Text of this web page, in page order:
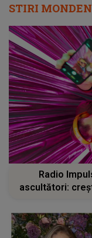
STIRI
Radio
ascultători: